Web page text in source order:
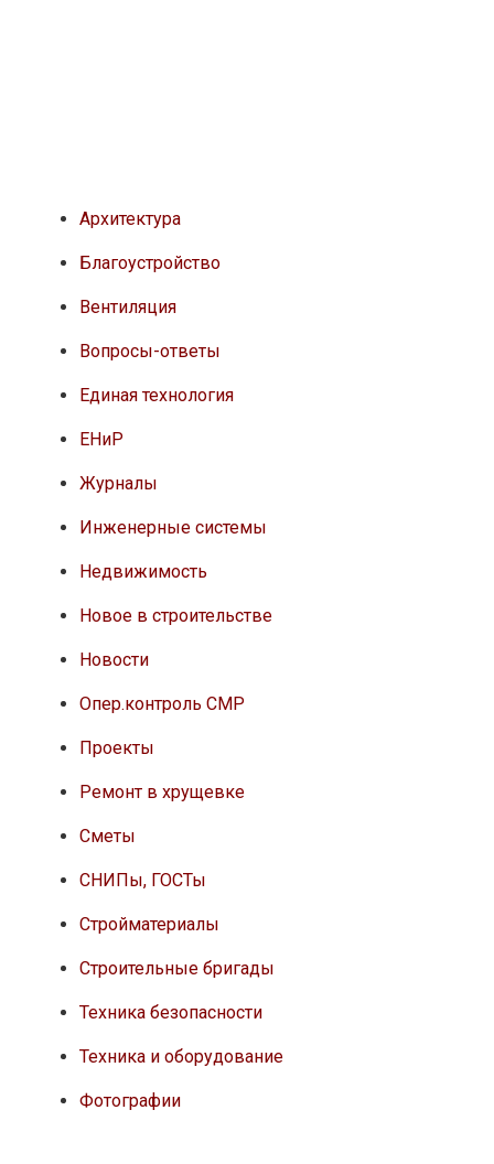
Архитектура
Благоустройство
Вентиляция
Вопросы-ответы
Единая технология
ЕНиР
Журналы
Инженерные системы
Недвижимость
Новое в строительстве
Новости
Опер.контроль СМР
Проекты
Ремонт в хрущевке
Сметы
СНИПы, ГОСТы
Стройматериалы
Строительные бригады
Техника безопасности
Техника и оборудование
Фотографии